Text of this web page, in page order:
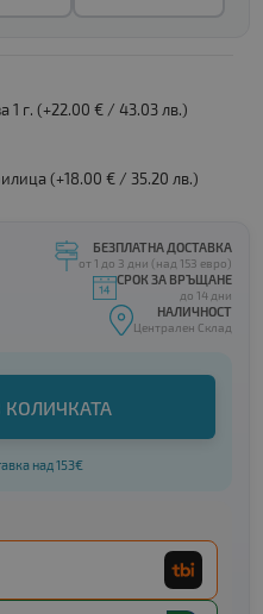
1 г. (+22.00 € / 43.03 лв.)
(+18.00 € / 35.20 лв.)
БЕЗПЛАТНА ДОСТАВКА
от 1 до 3 дни (над 153 евро)
СРОК ЗА ВРЪЩАНЕ
до 14 дни
НАЛИЧНОСТ
Централен Склад
над 153€